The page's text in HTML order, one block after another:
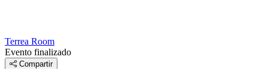
Terrea Room
Evento finalizado
Compartir